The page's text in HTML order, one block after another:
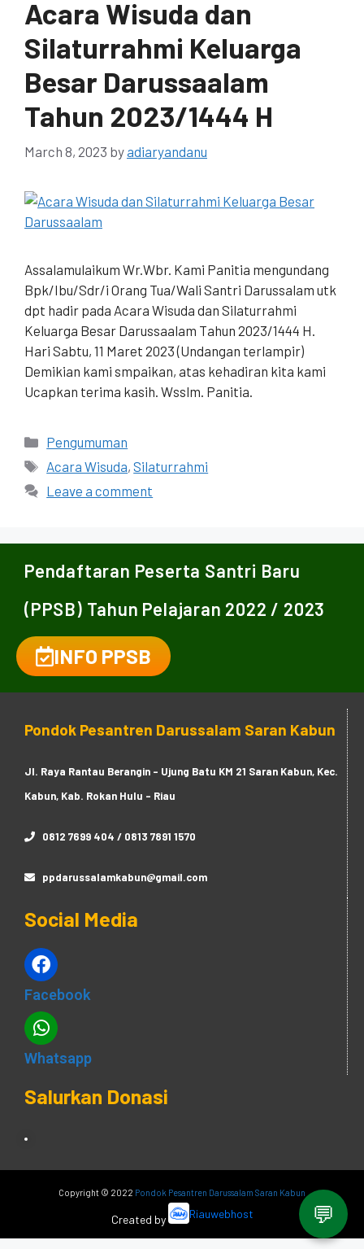
Acara Wisuda dan
Silaturrahmi Keluarga
Besar Darussaalam
Tahun 2023/1444 H
March 8, 2023 byadiaryandanu
Assalamulaikum Wr.Wbr. Kami Panitia mengundang
Bpk/Ibu/Sdr/i Orang Tua/Wali Santri Darussalam utk
dpt hadir pada Acara Wisuda dan Silaturrahmi
Keluarga Besar Darussaalam Tahun 2023/1444 H.
Hari Sabtu, 11 Maret 2023 (Undangan terlampir)
Demikian kami smpaikan, atas kehadiran kita kami
Ucapkan terima kasih. Wsslm. Panitia.
Pengumuman
Acara Wisuda,Silaturrahmi
Leave a comment
Pendaftaran Peserta Santri Baru
(PPSB) Tahun Pelajaran 2022 / 2023
INFO PPSB
Pondok Pesantren Darussalam Saran Kabun
Jl. Raya Rantau Berangin - Ujung Batu KM 21 Saran Kabun, Kec.
Kabun, Kab. Rokan Hulu - Riau
0812 7699 404 / 0813 7891 1570
ppdarussalamkabun@gmail.com
Social Media
Facebook
Whatsapp
Salurkan Donasi
Copyright © 2022 Pondok Pesantren Darussalam Saran Kabun
Created by Riauwebhost 💬